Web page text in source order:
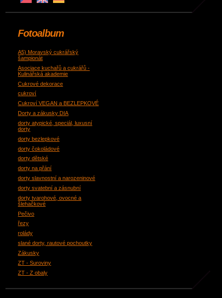
Fotoalbum
A5) Moravský cukrářský
šampionát
Asociace kuchařů a cukrářů -
Kulinářská akademie
Cukrové dekorace
cukroví
Cukroví VEGAN a BEZLEPKOVÉ
Dorty a zákusky DIA
dorty atypické, speciál, luxusní
dorty
dorty bezlepkové
dorty čokoládové
dorty dětské
dorty na přání
dorty slavnostní a narozeninové
dorty svatební a zásnubní
dorty tvarohové, ovocné a
šlehačkové
Pečivo
řezy
rolády
slané dorty, rautové pochoutky
Zákusky
ZT - Suroviny
ZT - Z obaly